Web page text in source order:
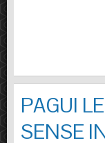
PAGUI
SENSE